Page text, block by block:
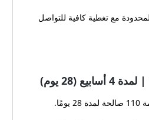
مع تغطية كافية للتواصل